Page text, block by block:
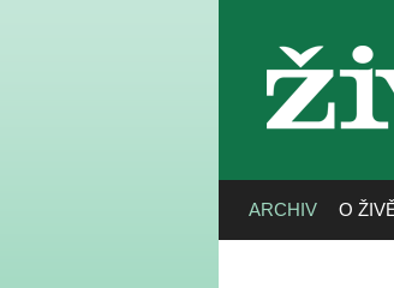
ARCHIV O